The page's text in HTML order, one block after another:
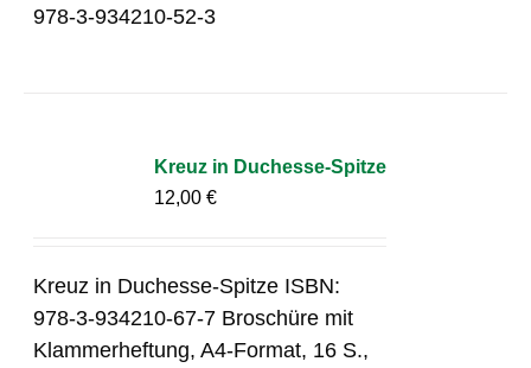
978-3-934210-52-3
Kreuz in Duchesse-Spitze
12,00€
Kreuz in Duchesse-Spitze ISBN:
978-3-934210-67-7 Broschüre mit
Klammerheftung, A4-Format, 16 S.,